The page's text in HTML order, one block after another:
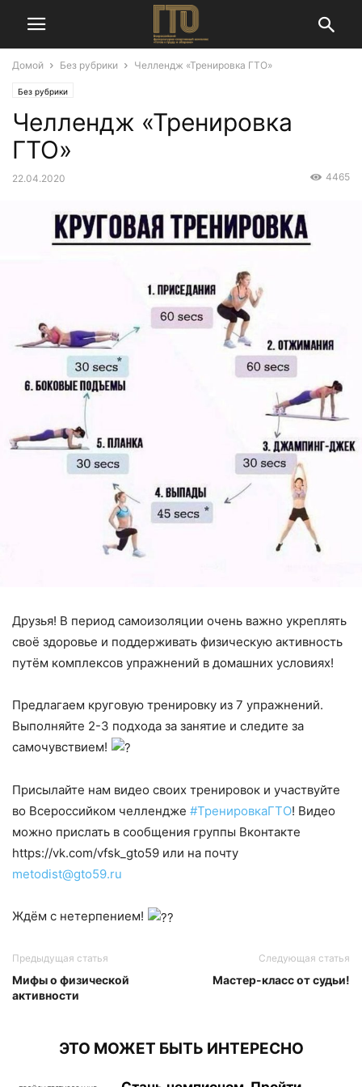
Домой Без рубрики Челлендж «Тренировка ГТО»
Без рубрики
Челлендж «Тренировка
ГТО»
22.04.2020 4465
Друзья! В период самоизоляции очень важно укреплять
своё здоровье и поддерживать физическую активность
путём комплексов упражнений в домашних условиях!
Предлагаем круговую тренировку из 7 упражнений.
Выполняйте 2-3 подхода за занятие и следите за
самочувствием!
Присылайте нам видео своих тренировок и участвуйте
во Всероссийком челлендже #ТренировкаГТО! Видео
можно прислать в сообщения группы Вконтакте
https://vk.com/vfsk_gto59 или на почту
metodist@gto59.ru
Ждём с нетерпением!
Предыдущая статья
Мифы о физической
активности
Следующая статья
Мастер-класс от судьи!
ЭТО МОЖЕТ БЫТЬ ИНТЕРЕСНО